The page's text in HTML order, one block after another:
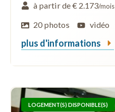
à partir de € 2.173/mois
20 photos
vidéo
plus d'informations
LOGEMENT(S) DISPONIBLE(S)